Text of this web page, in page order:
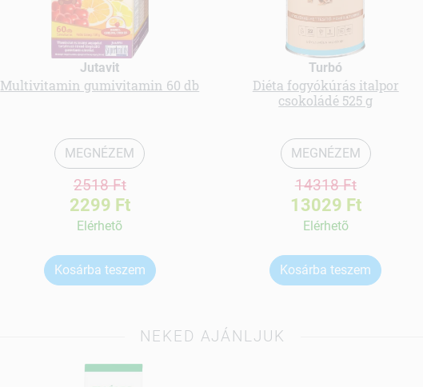
Jutavit
Multivitamin gumivitamin 60 db
MEGNÉZEM
2518 Ft
2299 Ft
Elérhetõ
Kosárba teszem
Turbó
Diéta fogyókúrás italpor
csokoládé 525 g
MEGNÉZEM
14318 Ft
13029 Ft
Elérhetõ
Kosárba teszem
NEKED AJÁNLJUK